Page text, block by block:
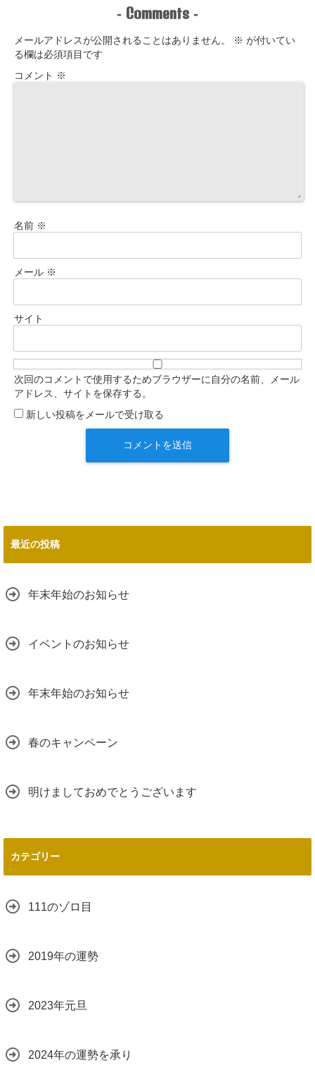
- Comments -
メールアドレスが公開されることはありません。 ※ が付いてい
る欄は必須項目です
コメント ※
名前 ※
メール ※
サイト
次回のコメントで使用するためブラウザーに自分の名前、メール
アドレス、サイトを保存する。
新しい投稿をメールで受け取る
最近の投稿
年末年始のお知らせ
イベントのお知らせ
年末年始のお知らせ
春のキャンペーン
明けましておめでとうございます
カテゴリー
111のゾロ目
2019年の運勢
2023年元旦
2024年の運勢を承り